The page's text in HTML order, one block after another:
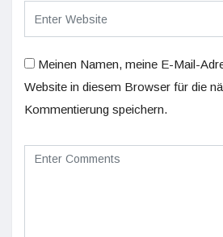
Meinen Namen, meine E-Mail-
Website in diesem Browser für die
Kommentierung speichern.